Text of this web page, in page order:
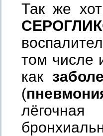
Так же
том числе
как
(